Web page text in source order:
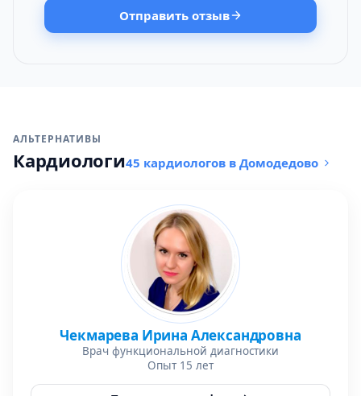
Отправить отзыв
АЛЬТЕРНАТИВЫ
Кардиологи45 кардиологов в Домодедово
Чекмарева Ирина Александровна
Врач функциональной диагностики
Опыт 15 лет